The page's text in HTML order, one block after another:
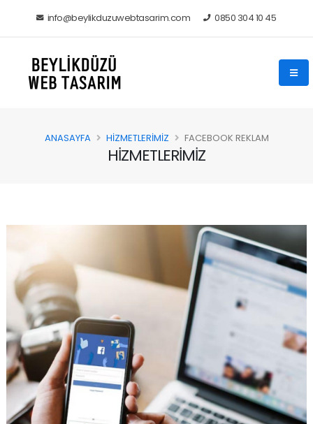
info@beylikduzuwebtasarim.com 0850 304 10 45
HIZMETLERIMIZ
ANASAYFA HIZMETLERIMIZ FACEBOOK REKLAM